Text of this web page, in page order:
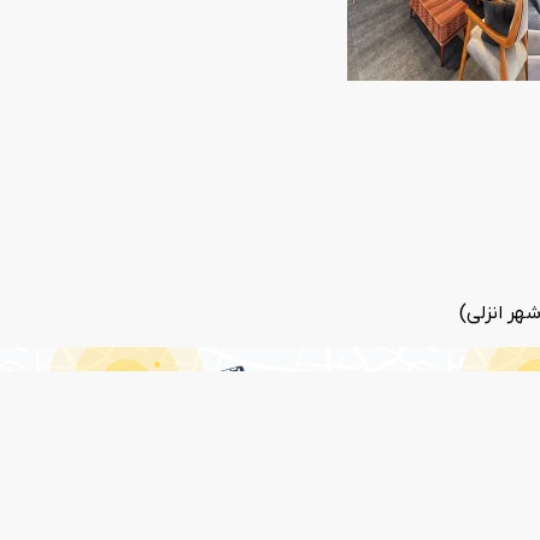
انزلی)